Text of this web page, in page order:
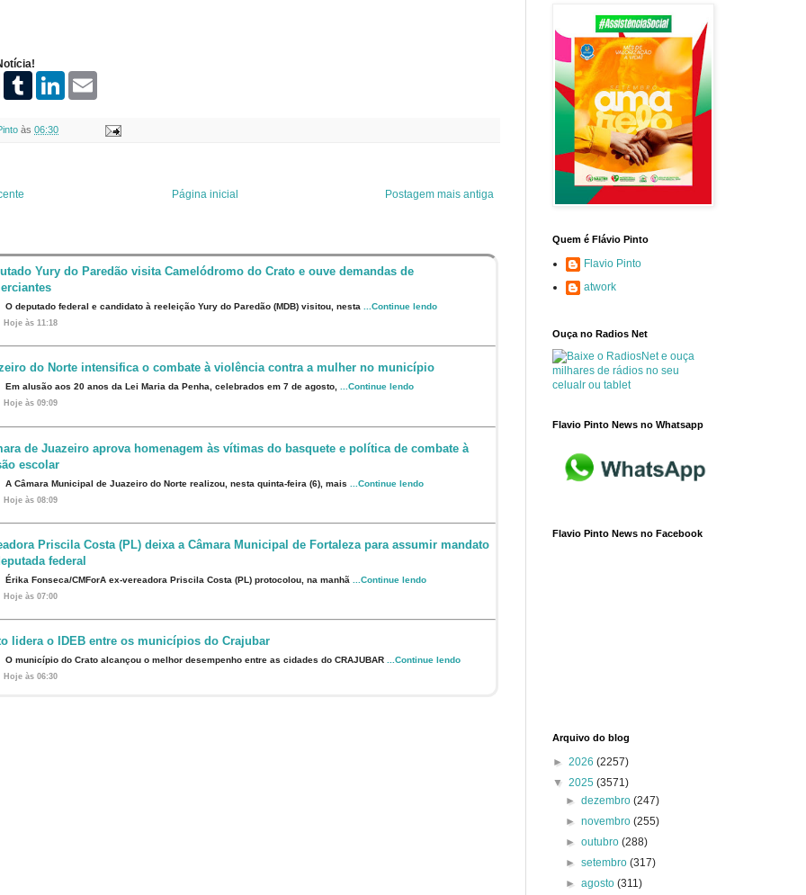
e
t
l
às 06:30
Postagem mais antiga
Página inicial
Yury do Paredão visita Camelódromo do Crato e ouve demandas de
O deputado federal e candidato à reeleição Yury do Paredão (MDB) visitou, nesta ...Continue lendo
Hoje às 11:18
do Norte intensifica o combate à violência contra a mulher no município
Em alusão aos 20 anos da Lei Maria da Penha, celebrados em 7 de agosto, ...Continue lendo
Hoje às 09:09
de Juazeiro aprova homenagem às vítimas do basquete e política de combate à
escolar
A Câmara Municipal de Juazeiro do Norte realizou, nesta quinta-feira (6), mais ...Continue lendo
Hoje às 08:09
Priscila Costa (PL) deixa a Câmara Municipal de Fortaleza para assumir mandato
federal
Érika Fonseca/CMForA ex-vereadora Priscila Costa (PL) protocolou, na manhã ...Continue lendo
Hoje às 07:00
lidera o IDEB entre os municípios do Crajubar
O município do Crato alcançou o melhor desempenho entre as cidades do CRAJUBAR ...Continue lendo
Hoje às 06:30
Quem é Flávio Pinto
Flavio Pinto
atwork
Ouça no Radios Net
Flavio Pinto News no Whatsapp
Flavio Pinto News no Facebook
Arquivo do blog
► 2026 (2257)
▼ 2025 (3571)
►dezembro(247)
►novembro(255)
►outubro(288)
►setembro(317)
►agosto(311)